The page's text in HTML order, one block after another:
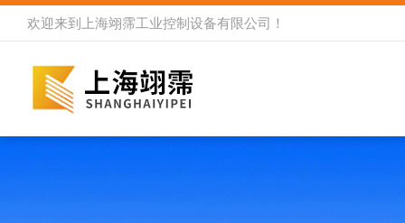
欢迎来到 上海翊霈工业控制设备有限公司 ！